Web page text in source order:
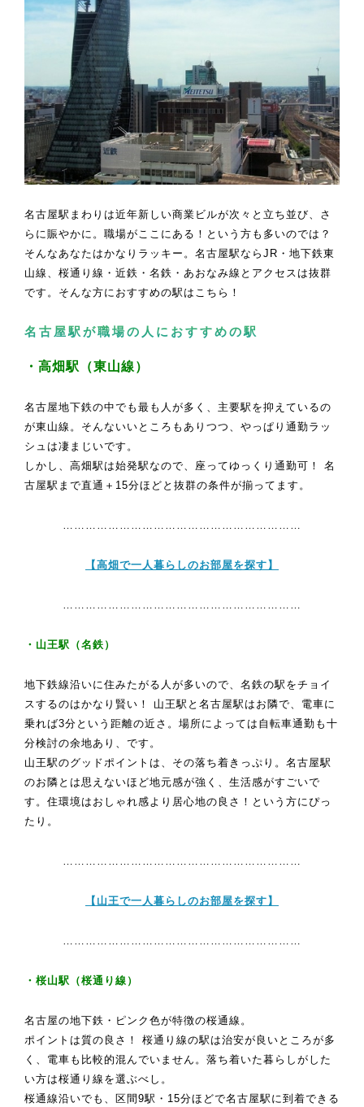
名古屋駅まわりは近年新しい商業ビルが次々と立ち並び、さ
らに賑やかに。職場がここにある！という方も多いのでは？
そんなあなたはかなりラッキー。名古屋駅ならJR・地下鉄東
山線、桜通り線・近鉄・名鉄・あおなみ線とアクセスは抜群
です。そんな方におすすめの駅はこちら！
名古屋駅が職場の人におすすめの駅
・高畑駅（東山線）
名古屋地下鉄の中でも最も人が多く、主要駅を抑えているの
が東山線。そんないいところもありつつ、やっぱり通勤ラッ
シュは凄まじいです。
しかし、高畑駅は始発駅なので、座ってゆっくり通勤可！ 名
古屋駅まで直通＋15分ほどと抜群の条件が揃ってます。
【高畑で一人暮らしのお部屋を探す】
・山王駅（名鉄）
地下鉄線沿いに住みたがる人が多いので、名鉄の駅をチョイ
スするのはかなり賢い！ 山王駅と名古屋駅はお隣で、電車に
乗れば3分という距離の近さ。場所によっては自転車通勤も十
分検討の余地あり、です。
山王駅のグッドポイントは、その落ち着きっぷり。名古屋駅
のお隣とは思えないほど地元感が強く、生活感がすごいで
す。住環境はおしゃれ感より居心地の良さ！という方にぴっ
たり。
【山王で一人暮らしのお部屋を探す】
・桜山駅（桜通り線）
名古屋の地下鉄・ピンク色が特徴の桜通線。
ポイントは質の良さ！ 桜通り線の駅は治安が良いところが多
く、電車も比較的混んでいません。落ち着いた暮らしがした
い方は桜通り線を選ぶべし。
桜通線沿いでも、区間9駅・15分ほどで名古屋駅に到着できる